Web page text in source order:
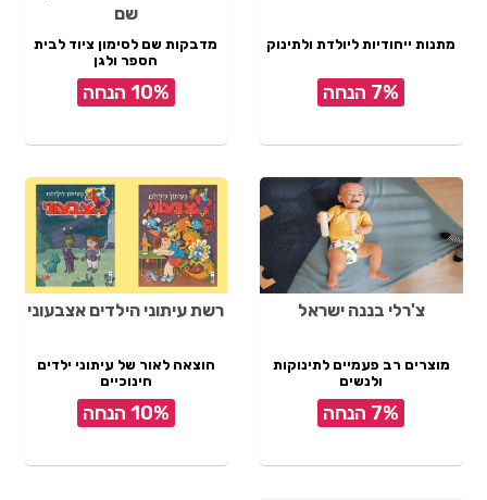
מתנות ייחודיות ליולדת ולתינוק
7% הנחה
שם
מדבקות שם לסימון ציוד לבית
הספר ולגן
10% הנחה
צ'רלי בננה ישראל
מוצרים רב פעמיים לתינוקות
ולנשים
7% הנחה
רשת עיתוני הילדים אצבעוני
הוצאה לאור של עיתוני ילדים
חינוכיים
10% הנחה